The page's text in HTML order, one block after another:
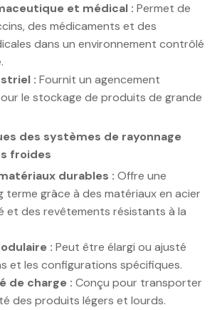
et médical : Permet de
des médicaments et des
dans un environnement contrôlé
: Fournit un agencement
le stockage de produits de grande
des systèmes de rayonnage
froides
durables : Offre une
terme grâce à des matériaux en acier
et des revêtements résistants à la
: Peut être élargi ou ajusté
et les configurations spécifiques.
de charge : Conçu pour transporter
des produits légers et lourds.